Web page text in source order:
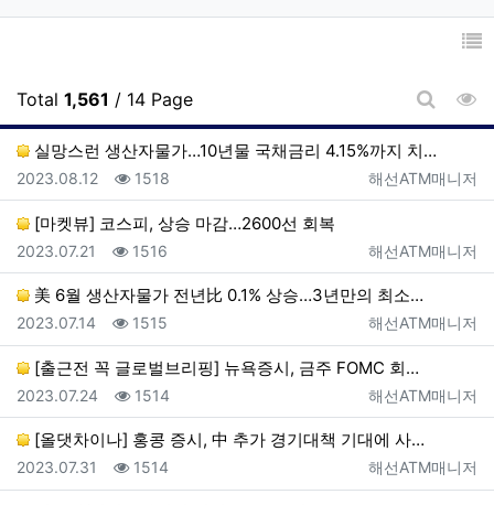
Total 1,561 / 14 Page
게시판
실망스런 생산자물가…10년물 국채금리 4.15%까지 치…
등록자
해선ATM매니저
등록일
2023.08.12 조회
1518
[마켓뷰] 코스피, 상승 마감…2600선 회복
등록자
해선ATM매니저
등록일
2023.07.21 조회
1516
美 6월 생산자물가 전년比 0.1% 상승…3년만의 최소…
등록자
해선ATM매니저
등록일
2023.07.14 조회
1515
[출근전 꼭 글로벌브리핑] 뉴욕증시, 금주 FOMC 회…
등록자
해선ATM매니저
등록일
2023.07.24 조회
1514
[올댓차이나] 홍콩 증시, 中 추가 경기대책 기대에 사…
등록자
해선ATM매니저
등록일
2023.07.31 조회
1514